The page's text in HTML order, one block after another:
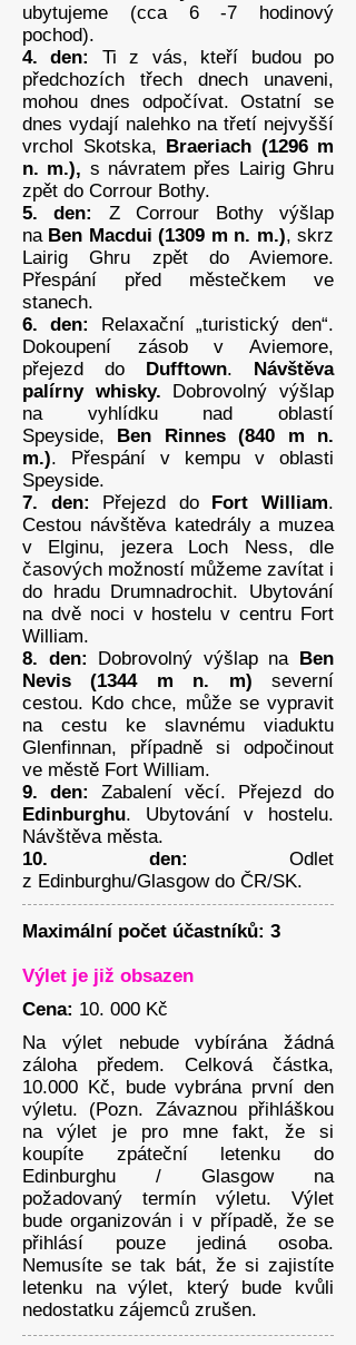
ubytujeme (cca 6 -7 hodinový
pochod).
4. den: Ti z vás, kteří budou po
předchozích třech dnech unaveni,
mohou dnes odpočívat. Ostatní se
dnes vydají nalehko na třetí nejvyšší
vrchol Skotska, Braeriach (1296 m
n. m.), s návratem přes Lairig Ghru
zpět do Corrour Bothy.
5. den: Z Corrour Bothy výšlap
na Ben Macdui (1309 m n. m.), skrz
Lairig Ghru zpět do Aviemore.
Přespání před městečkem ve
stanech.
6. den: Relaxační „turistický den“.
Dokoupení zásob v Aviemore,
přejezd do Dufftown. Návštěva
palírny whisky. Dobrovolný výšlap
na vyhlídku nad oblastí
Speyside, Ben Rinnes (840 m n.
m.). Přespání v kempu v oblasti
Speyside.
7. den: Přejezd do Fort William.
Cestou návštěva katedrály a muzea
v Elginu, jezera Loch Ness, dle
časových možností můžeme zavítat i
do hradu Drumnadrochit. Ubytování
na dvě noci v hostelu v centru Fort
William.
8. den: Dobrovolný výšlap na Ben
Nevis (1344 m n. m) severní
cestou. Kdo chce, může se vypravit
na cestu ke slavnému viaduktu
Glenfinnan, případně si odpočinout
ve městě Fort William.
9. den:
Zabalení věcí. Přejezd do
Edinburghu. Ubytování v hostelu.
Návštěva města.
10. den:
Odlet
z Edinburghu/Glasgow do ČR/SK.
Maximální počet účastníků: 3
Výlet je již obsazen
Cena: 10. 000 Kč
Na výlet nebude vybírána žádná
záloha předem. Celková částka,
10.000 Kč, bude vybrána první den
výletu. (Pozn. Závaznou přihláškou
na výlet je pro mne fakt, že si
koupíte zpáteční letenku do
Edinburghu / Glasgow na
požadovaný termín výletu. Výlet
bude organizován i v případě, že se
přihlásí pouze jediná osoba.
Nemusíte se tak bát, že si zajistíte
letenku na výlet, který bude kvůli
nedostatku zájemců zrušen.